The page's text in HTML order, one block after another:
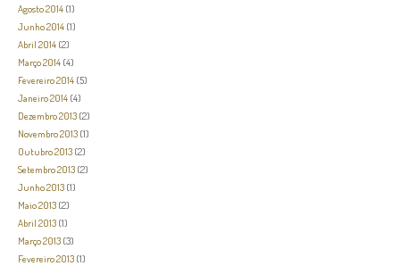
Agosto 2014 (1)
Junho 2014 (1)
Abril 2014 (2)
Março 2014 (4)
Fevereiro 2014 (5)
Janeiro 2014 (4)
Dezembro 2013 (2)
Novembro 2013 (1)
Outubro 2013 (2)
Setembro 2013 (2)
Junho 2013 (1)
Maio 2013 (2)
Abril 2013 (1)
Março 2013 (3)
Fevereiro 2013 (1)